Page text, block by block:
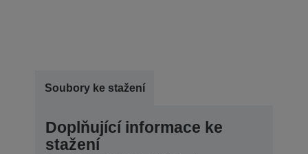
Soubory ke stažení
Doplňující informace ke
stažení